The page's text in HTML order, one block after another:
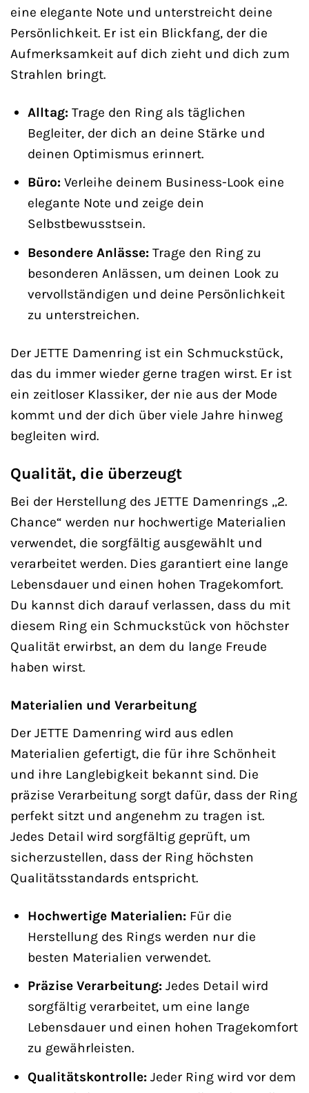
eine elegante Note und unterstreicht deine
Persönlichkeit. Er ist ein Blickfang, der die
Aufmerksamkeit auf dich zieht und dich zum
Strahlen bringt.
Alltag:Trage den Ring als täglichen
Begleiter, der dich an deine Stärke und
deinen Optimismus erinnert.
Büro:Verleihe deinem Business-Look eine
elegante Note und zeige dein
Selbstbewusstsein.
Besondere Anlässe:Trage den Ring zu
besonderen Anlässen, um deinen Look zu
vervollständigen und deine Persönlichkeit
zu unterstreichen.
Der JETTE Damenring ist ein Schmuckstück,
das du immer wieder gerne tragen wirst. Er ist
ein zeitloser Klassiker, der nie aus der Mode
kommt und der dich über viele Jahre hinweg
begleiten wird.
Qualität, die überzeugt
Bei der Herstellung des JETTE Damenrings „2.
Chance“ werden nur hochwertige Materialien
verwendet, die sorgfältig ausgewählt und
verarbeitet werden. Dies garantiert eine lange
Lebensdauer und einen hohen Tragekomfort.
Du kannst dich darauf verlassen, dass du mit
diesem Ring ein Schmuckstück von höchster
Qualität erwirbst, an dem du lange Freude
haben wirst.
Materialien und Verarbeitung
Der JETTE Damenring wird aus edlen
Materialien gefertigt, die für ihre Schönheit
und ihre Langlebigkeit bekannt sind. Die
präzise Verarbeitung sorgt dafür, dass der Ring
perfekt sitzt und angenehm zu tragen ist.
Jedes Detail wird sorgfältig geprüft, um
sicherzustellen, dass der Ring höchsten
Qualitätsstandards entspricht.
Hochwertige Materialien:Für die
Herstellung des Rings werden nur die
besten Materialien verwendet.
Präzise Verarbeitung:Jedes Detail wird
sorgfältig verarbeitet, um eine lange
Lebensdauer und einen hohen Tragekomfort
zu gewährleisten.
Qualitätskontrolle:Jeder Ring wird vor dem